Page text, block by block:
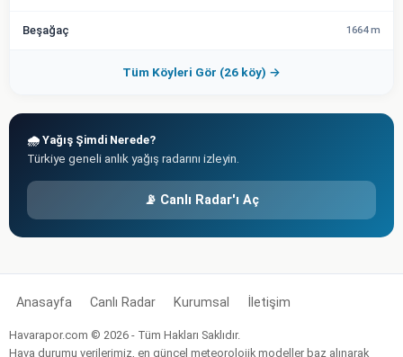
Beşağaç 1664 m
Tüm Köyleri Gör (26 köy) →
🌧️ Yağış Şimdi Nerede?
Türkiye geneli anlık yağış radarını izleyin.
📡 Canlı Radar'ı Aç
Anasayfa Canlı Radar Kurumsal İletişim
Havarapor.com © 2026 - Tüm Hakları Saklıdır.
Hava durumu verilerimiz, en güncel meteorolojik modeller baz alınarak